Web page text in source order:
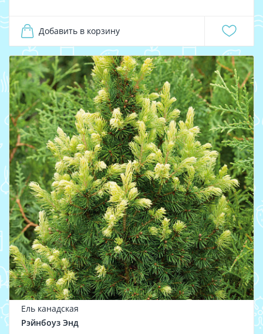
Добавить в корзину
Ель канадская
Рэйнбоуз Энд